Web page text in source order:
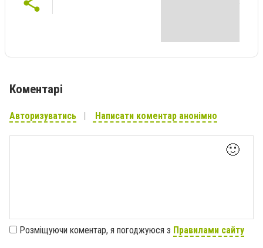
Коментарі
Авторизуватись Написати коментар анонімно
🙂
Розміщуючи коментар, я погоджуюся з Правилами сайту